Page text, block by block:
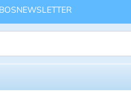
NEWSLETTER